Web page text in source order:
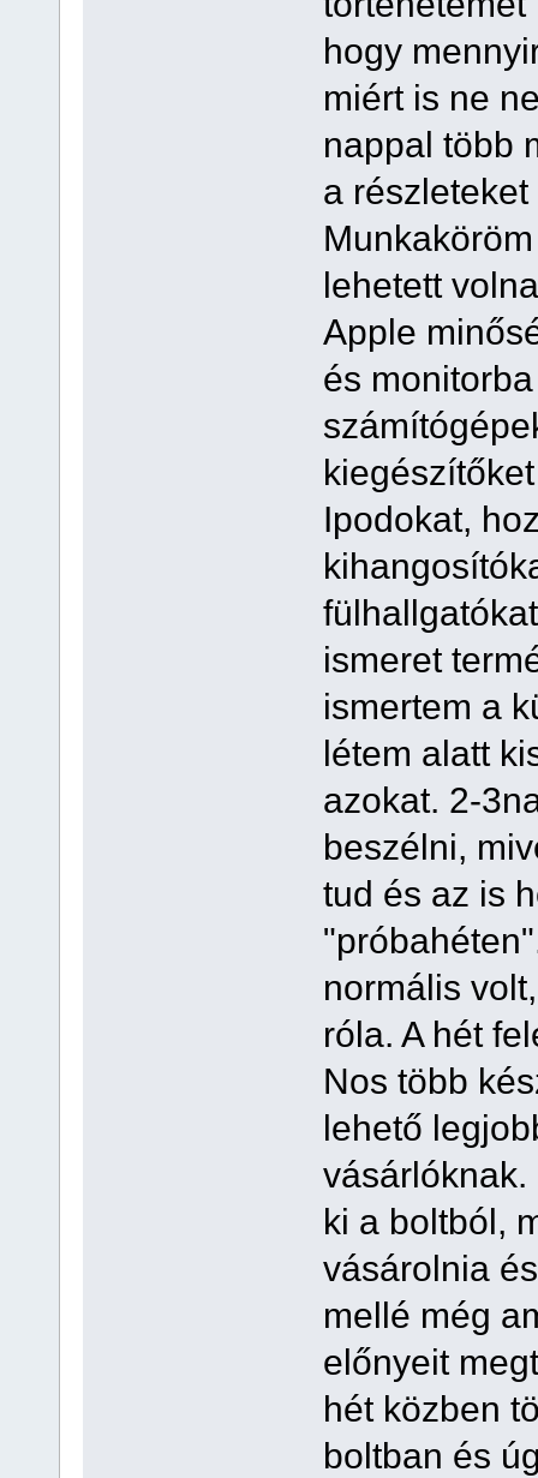
hogy
miért is ne
nappal több
a részleteket
lehetett
Apple
és
Ipodokat,
ismeret
ismertem a
létem alatt
azokat. 2-
beszélni,
tud és az is
normális
róla. A hét
Nos több
lehető
ki a boltból,
vásárolnia
mellé még
előnyeit
hét közben
boltban és